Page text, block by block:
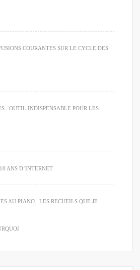
COURANTES SUR LE CYCLE DES
: OUTIL INDISPENSABLE POUR LES
ANS D’INTERNET
AU PIANO : LES RECUEILS QUE JE